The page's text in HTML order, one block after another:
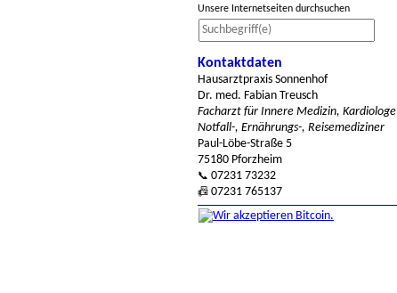
Unsere Internetseiten durchsuchen
Kontaktdaten
Hausarztpraxis Sonnenhof
Dr. med. Fabian Treusch
Facharzt für Innere Medizin, Kardiologe
Notfall-, Ernährungs-, Reisemediziner
Paul-Löbe-Straße 5
75180 Pforzheim
📞 07231 73232
📠 07231 765137